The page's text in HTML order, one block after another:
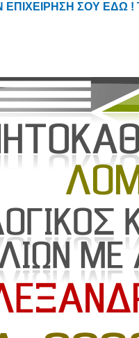
ΣΟΥ ΕΔΩ !